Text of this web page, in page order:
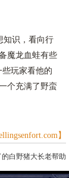
知识，看向行
魔龙血蛙有些
玩家看他的
个充满了野蛮
】
白野猪大长老帮助